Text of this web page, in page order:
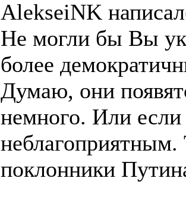
AlekseiNK
Не могли бы Вы
более
Думаю, они
немного. Или если
поклонники